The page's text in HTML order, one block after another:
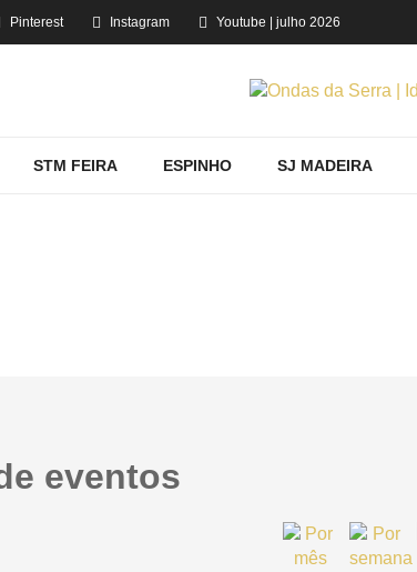
Pinterest Instagram Youtube | julho 2026
STM FEIRA ESPINHO SJ MADEIRA
eventos